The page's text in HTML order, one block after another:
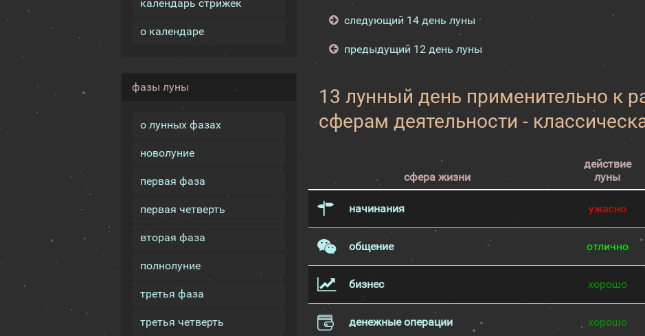
календарь стрижек
о календаре
фазы луны
о лунных фазах
новолуние
первая фаза
первая четверть
вторая фаза
полнолуние
третья фаза
третья четверть
следующий 14 день луны
предыдущий 12 день луны
13 лунный день применительно к
сферам деятельности -
сфера жизни
действие
луны
начинания ужасно
общение отлично
бизнес хорошо
денежные операции хорошо